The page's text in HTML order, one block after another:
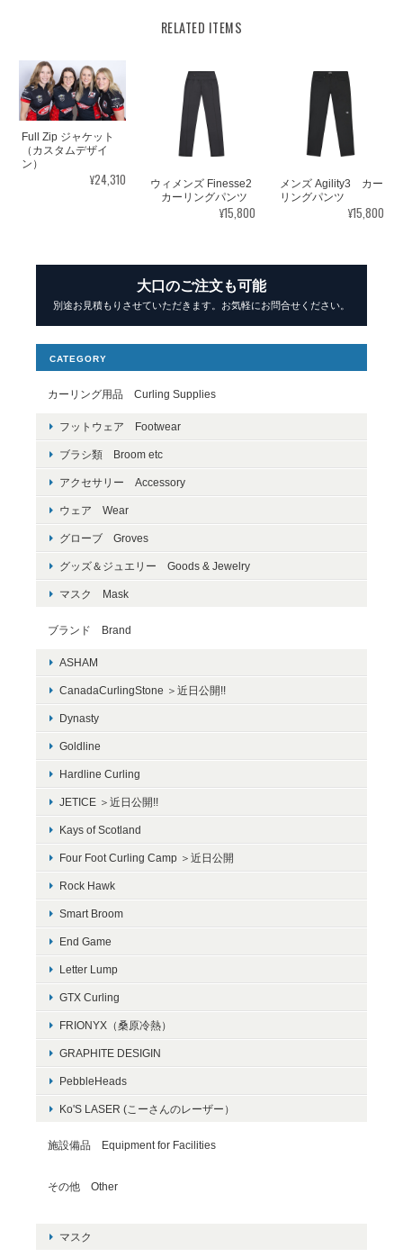
RELATED ITEMS
Full Zip ジャケット
（カスタムデザイ
ン）
¥24,310
ウィメンズ Finesse2
カーリングパンツ
¥15,800
メンズ Agility3 カー
リングパンツ
¥15,800
大口のご注文も可能
別途お見積もりさせていただきます。お気軽にお問合せください。
CATEGORY
カーリング用品 Curling Supplies
フットウェア Footwear
ブラシ類 Broom etc
アクセサリー Accessory
ウェア Wear
グローブ Groves
グッズ＆ジュエリー Goods & Jewelry
マスク Mask
ブランド Brand
ASHAM
CanadaCurlingStone ＞近日公開!!
Dynasty
Goldline
Hardline Curling
JETICE ＞近日公開!!
Kays of Scotland
Four Foot Curling Camp ＞近日公開
Rock Hawk
Smart Broom
End Game
Letter Lump
GTX Curling
FRIONYX（桑原冷熱）
GRAPHITE DESIGIN
PebbleHeads
Ko'S LASER (こーさんのレーザー）
施設備品 Equipment for Facilities
その他 Other
マスク